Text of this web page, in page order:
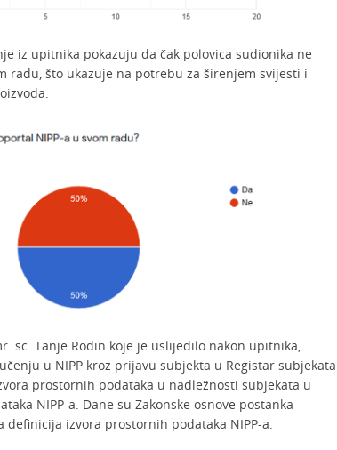
iz upitnika pokazuju da čak polovica sudionika ne
radu, što ukazuje na potrebu za širenjem svijesti i
sc. Tanje Rodin koje je uslijedilo nakon upitnika,
u NIPP kroz prijavu subjekta u Registar subjekata
prostornih podataka u nadležnosti subjekata u
NIPP-a. Dane su Zakonske osnove postanka
definicija izvora prostornih podataka NIPP-a.